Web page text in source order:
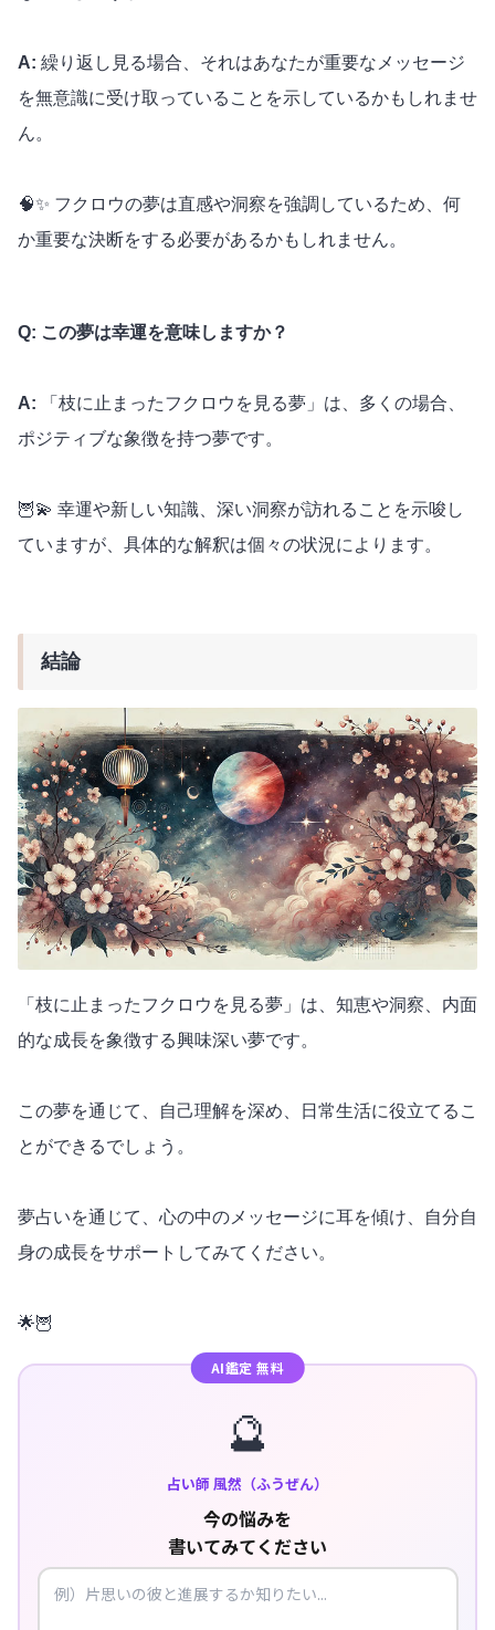
A: 繰り返し見る場合、それはあなたが重要なメッセージ
を無意識に受け取っていることを示しているかもしれませ
ん。
🧠✨ フクロウの夢は直感や洞察を強調しているため、何
か重要な決断をする必要があるかもしれません。
Q: この夢は幸運を意味しますか？
A:
「枝に止まったフクロウを見る夢」は、多くの場合、
ポジティブな象徴を持つ夢です。
🦉💫 幸運や新しい知識、深い洞察が訪れることを示唆し
ていますが、具体的な解釈は個々の状況によります。
結論
「枝に止まったフクロウを見る夢」は、知恵や洞察、内面
的な成長を象徴する興味深い夢です。
この夢を通じて、自己理解を深め、日常生活に役立てるこ
とができるでしょう。
夢占いを通じて、心の中のメッセージに耳を傾け、自分自
身の成長をサポートしてみてください。
🌟🦉
AI鑑定 無料
🔮
占い師 風然（ふうぜん）
今の悩みを
書いてみてください